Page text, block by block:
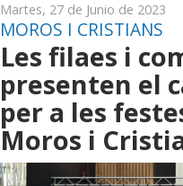
Martes, 27 de Junio de 2023
MOROS I CRISTIANS
Les filaes i
presenten el
per a les
Moros i